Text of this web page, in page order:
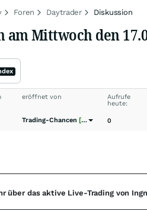
Foren Daytrader Diskussion
am Mittwoch den
eröffnet von
Trading-Chancen [wO]
Aufrufe
heute:
0
über das aktive Live-Trading von